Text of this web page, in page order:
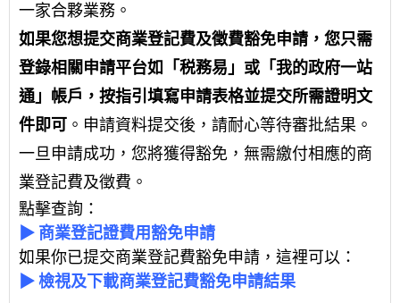
一家合夥業務。
如果您想提交商業登記費及徵費豁免申請，您只需
登錄相關申請平台如「税務易」或「我的政府一站
通」帳戶，按指引填寫申請表格並提交所需證明文
件即可 。申請資料提交後，請耐心等待審批結果。
一旦申請成功，您將獲得豁免，無需繳付相應的商
業登記費及徵費。
點擊查詢：
▶ 商業登記證費用豁免申請
如果你已提交商業登記費豁免申請，這裡可以：
▶檢視及下載商業登記費豁免申請結果